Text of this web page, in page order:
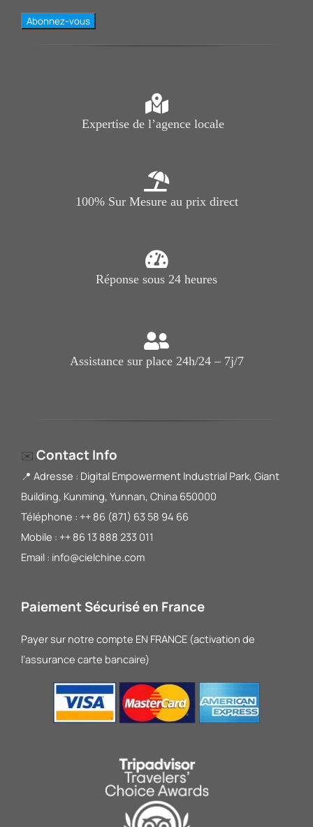
Expertise de l’agence locale
100% Sur Mesure au prix direct
Réponse sous 24 heures
Assistance sur place 24h/24 – 7j/7
✉️ Contact Info
📍 Adresse : Digital Empowerment Industrial Park, Giant
Building, Kunming, Yunnan, China 650000
Téléphone : ++ 86 (871) 63 58 94 66
Mobile : ++ 86 13 888 233 011
Email : info@cielchine.com
Paiement Sécurisé en France
Payer sur notre compte EN FRANCE (activation de
l’assurance carte bancaire)